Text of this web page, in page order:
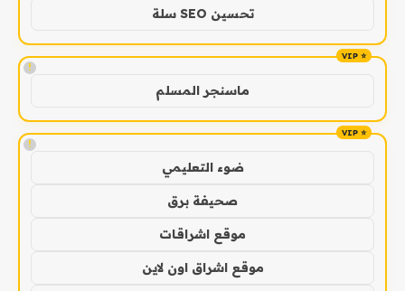
تحسين SEO سلة
!
ماسنجر المسلم
!
ضوء التعليمي
صحيفة برق
موقع اشراقات
موقع اشراق اون لاين